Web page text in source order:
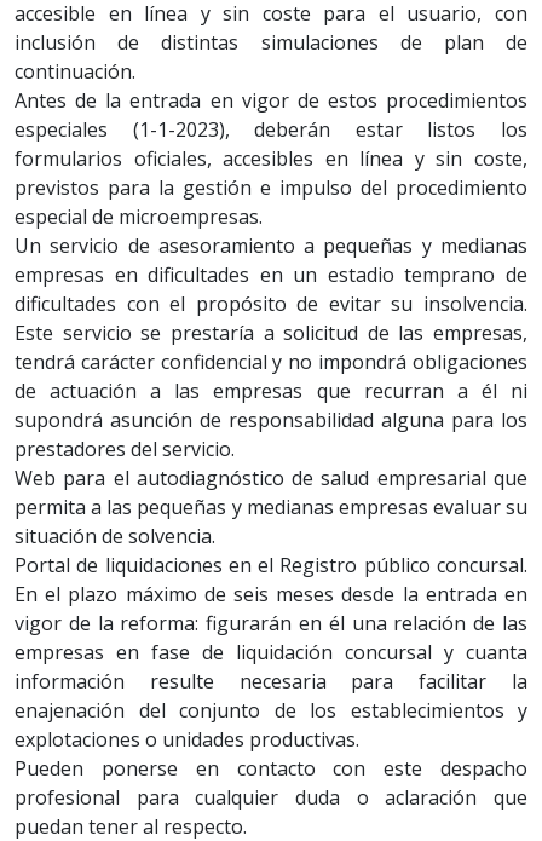
accesible en línea y sin coste para el usuario, con
inclusión de distintas simulaciones de plan de
continuación.
Antes de la entrada en vigor de estos procedimientos
especiales (1-1-2023), deberán estar listos los
formularios oficiales, accesibles en línea y sin coste,
previstos para la gestión e impulso del procedimiento
especial de microempresas.
Un servicio de asesoramiento a pequeñas y medianas
empresas en dificultades en un estadio temprano de
dificultades con el propósito de evitar su insolvencia.
Este servicio se prestaría a solicitud de las empresas,
tendrá carácter confidencial y no impondrá obligaciones
de actuación a las empresas que recurran a él ni
supondrá asunción de responsabilidad alguna para los
prestadores del servicio.
Web para el autodiagnóstico de salud empresarial que
permita a las pequeñas y medianas empresas evaluar su
situación de solvencia.
Portal de liquidaciones en el Registro público concursal.
En el plazo máximo de seis meses desde la entrada en
vigor de la reforma: figurarán en él una relación de las
empresas en fase de liquidación concursal y cuanta
información resulte necesaria para facilitar la
enajenación del conjunto de los establecimientos y
explotaciones o unidades productivas.
Pueden ponerse en contacto con este despacho
profesional para cualquier duda o aclaración que
puedan tener al respecto.